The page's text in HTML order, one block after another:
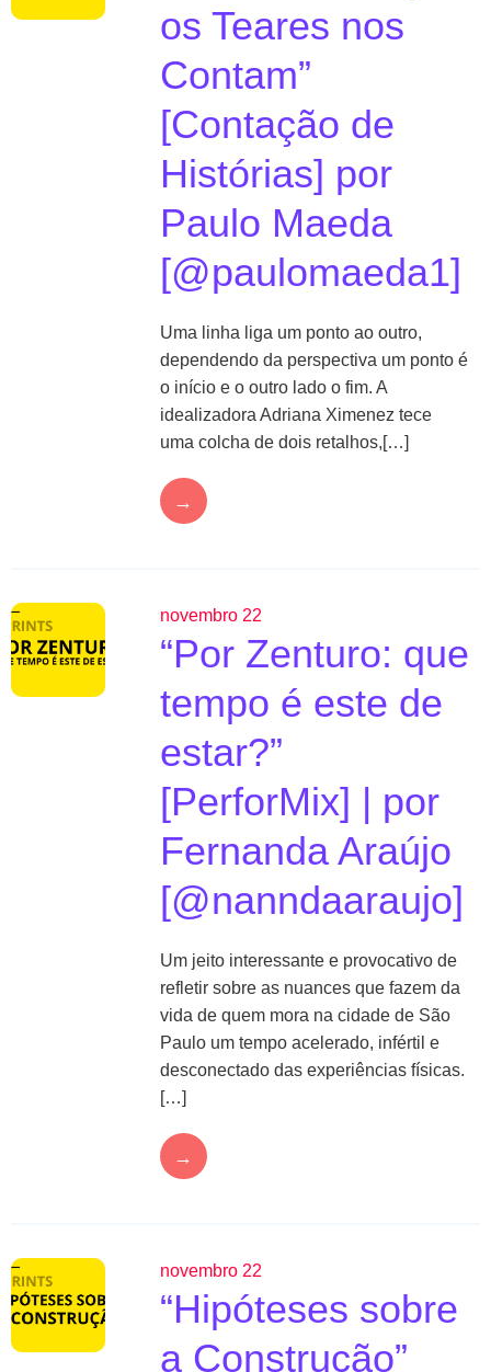
os Teares nos
Contam”
[Contação de
Histórias] por
Paulo Maeda
[@paulomaeda1]
Uma linha liga um ponto ao outro,
dependendo da perspectiva um ponto é
o início e o outro lado o fim. A
idealizadora Adriana Ximenez tece
uma colcha de dois retalhos,[…]
→
novembro 22
“Por Zenturo: que
tempo é este de
estar?”
[PerforMix] | por
Fernanda Araújo
[@nanndaaraujo]
Um jeito interessante e provocativo de
refletir sobre as nuances que fazem da
vida de quem mora na cidade de São
Paulo um tempo acelerado, infértil e
desconectado das experiências físicas.
[…]
→
novembro 22
“Hipóteses sobre
a Construção”